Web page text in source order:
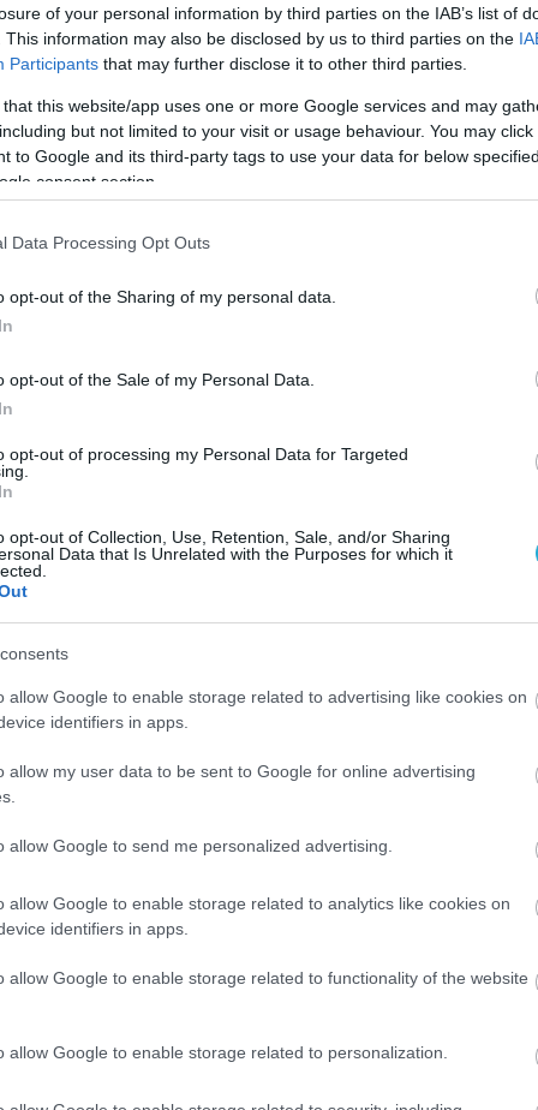
of your personal information by third parties on the IAB’s list of
This information may also be disclosed by us to third parties on the
Participants that may further disclose it to other third parties.
that this website/app uses one or more Google services and may
but not limited to your visit or usage behaviour. You may
to Google and its third-party tags to use your data for below
consent section.
Data Processing Opt Outs
opt-out of the Sharing of my personal data.
opt-out of the Sale of my Personal Data.
opt-out of processing my Personal Data for Targeted
opt-out of Collection, Use, Retention, Sale, and/or Sharing
Data that Is Unrelated with the Purposes for which it
allow Google to enable storage related to advertising like cookies on
identifiers in apps.
allow my user data to be sent to Google for online advertising
allow Google to send me personalized advertising.
allow Google to enable storage related to analytics like cookies on
identifiers in apps.
allow Google to enable storage related to functionality of the website
allow Google to enable storage related to personalization.
τημεγαλύτερη μείωση στον κύκλο
το αντίστοιχο τρίμηνο του 2024 είναι:
εξοπλισμού σε ειδικευμένα καταστήματα,
ύλης σε ειδικευμένα καταστήματα,
μεγαλύτερη αύξηση
στον κύκλο εργασιών
αντίστοιχο τρίμηνο 2024 είναι:
μεγαλύτερη μείωση στον κύκλο εργασιών το
αντίστοιχο τρίμηνο 2024 είναι:
και Θράκης, μείωση 2,3%.
τροφίμων
εμπορίου, χωρίς τους κλάδους οχημάτων,
που παρουσίασαν τη μεγαλύτερη αύξηση
του 2025 σε σχέση με το αντίστοιχο
μεγαλύτερη μείωση στον κύκλο εργασιών το
αντίστοιχο τρίμηνο 2024 είναι: